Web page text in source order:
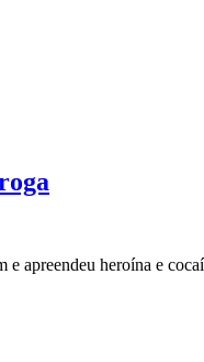
e apreendeu heroína e